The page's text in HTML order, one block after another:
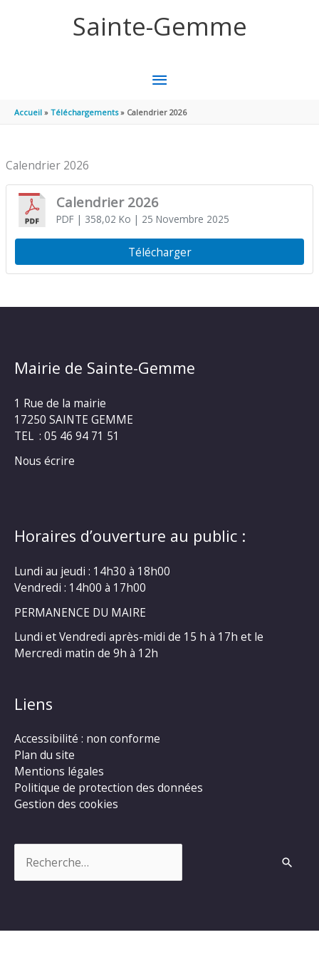
Sainte-Gemme
MENU
PRINCIPAL
Accueil Téléchargements Calendrier 2026
Calendrier 2026
Calendrier 2026
PDF| 358,02 Ko | 25 Novembre 2025
Télécharger
Mairie de Sainte-Gemme
1 Rue de la mairie
17250 SAINTE GEMME
TEL : 05 46 94 71 51
Nous écrire
Horaires d’ouverture au public :
Lundi au jeudi : 14h30 à 18h00
Vendredi : 14h00 à 17h00
PERMANENCE DU MAIRE
Lundi et Vendredi après-midi de 15 h à 17h et le
Mercredi matin de 9h à 12h
Liens
Accessibilité : non conforme
Plan du site
Mentions légales
Politique de protection des données
Gestion des cookies